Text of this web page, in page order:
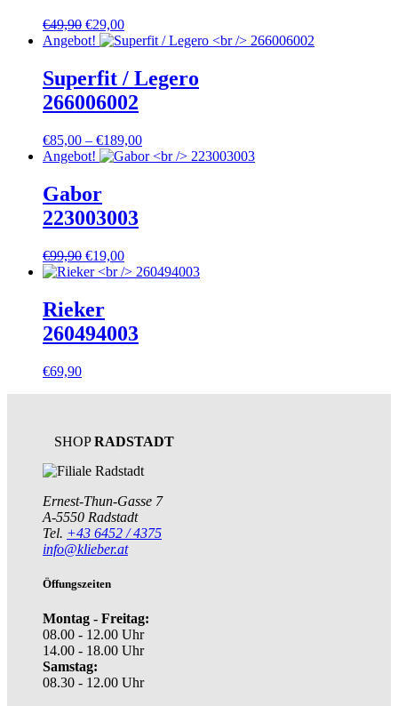
€49,90 Ursprünglicher
Preis
€49,90
€29,00Aktueller
Preis
€29,00.
Angebot!
Superfit / Legero
266006002
€85,00 – €189,00Preisspanne:
€85,00
Angebot!
Gabor
223003003
€99,90 Ursprünglicher
Preis
€19,00Aktueller
Preis
Rieker
260494003
€69,90
SHOPRADSTADT
Ernest-Thun-Gasse 7
A-5550 Radstadt
Tel. +43 6452 / 4375
info@klieber.at
Öffungszeiten
Montag - Freitag:
08.00 - 12.00 Uhr
14.00 - 18.00 Uhr
Samstag:
08.30 - 12.00 Uhr